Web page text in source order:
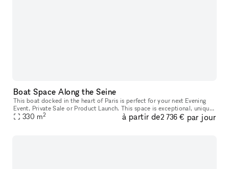
Boat Space Along the Seine
This boat docked in the heart of Paris is perfect for your next Evening
Event, Private Sale or Product Launch. This space is exceptional, unique
and spacious, and awaits you with its breathtaking v
330 m2 à partir de2 736 € par jour